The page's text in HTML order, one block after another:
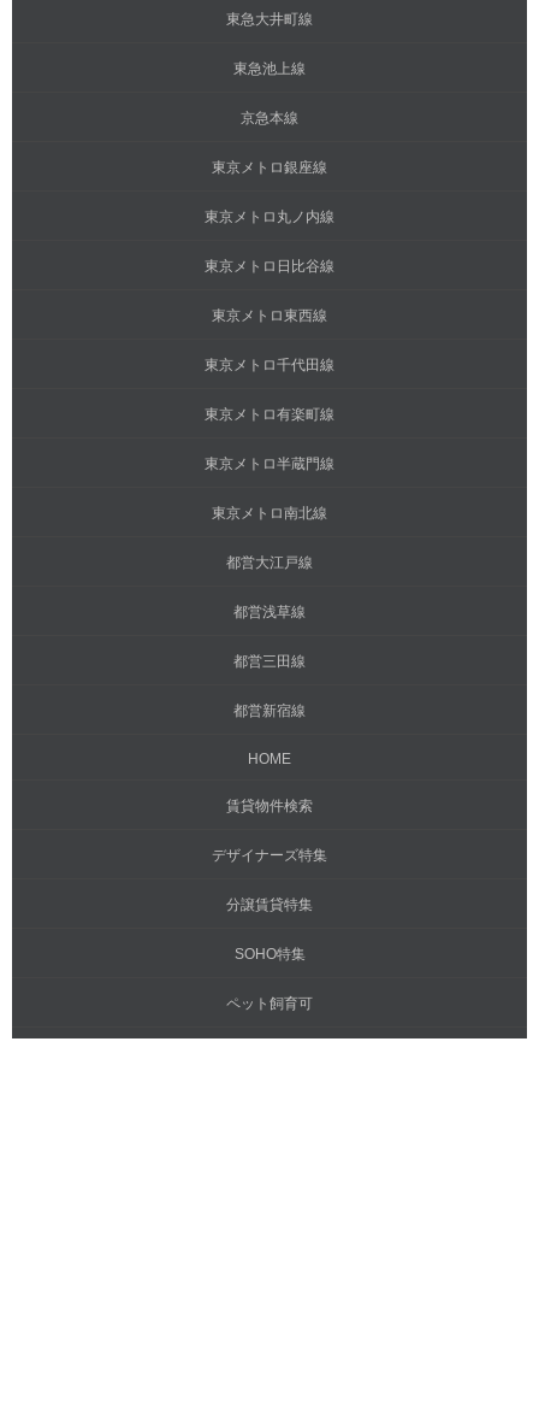
東急大井町線
東急池上線
京急本線
東京メトロ銀座線
東京メトロ丸ノ内線
東京メトロ日比谷線
東京メトロ東西線
東京メトロ千代田線
東京メトロ有楽町線
東京メトロ半蔵門線
東京メトロ南北線
都営大江戸線
都営浅草線
都営三田線
都営新宿線
HOME
賃貸物件検索
デザイナーズ特集
分譲賃貸特集
SOHO特集
ペット飼育可